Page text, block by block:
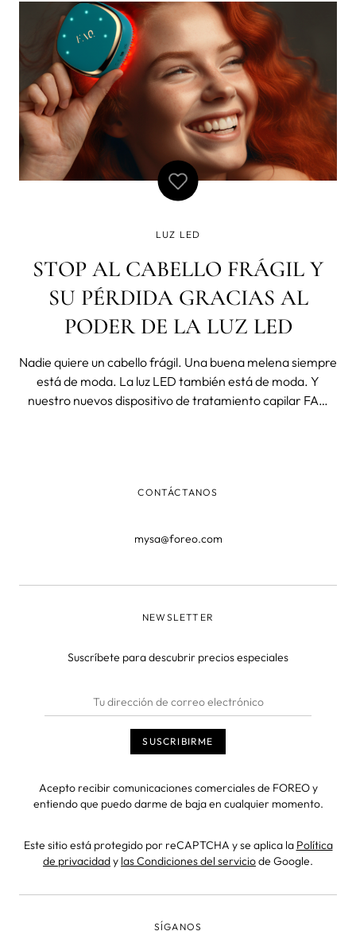
LUZ LED
STOP AL CABELLO FRÁGIL Y
SU PÉRDIDA GRACIAS AL
PODER DE LA LUZ LED
Nadie quiere un cabello frágil. Una buena melena siempre
está de moda. La luz LED también está de moda. Y
nuestro nuevos dispositivo de tratamiento capilar FAQ
CONTÁCTANOS
mysa@foreo.com
NEWSLETTER
Suscríbete para descubrir precios especiales
Acepto recibir comunicaciones comerciales de FOREO y
entiendo que puedo darme de baja en cualquier momento.
Este sitio está protegido por reCAPTCHA y se aplica la Política
de privacidady las Condiciones del serviciode Google.
SÍGANOS